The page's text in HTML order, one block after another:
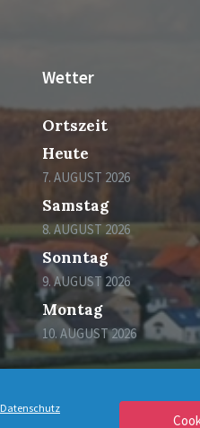
Datenschutz
Wetter
Ortszeit
Heute
7. AUGUST 2026
Samstag
8. AUGUST 2026
Sonntag
9. AUGUST 2026
Montag
10. AUGUST 2026